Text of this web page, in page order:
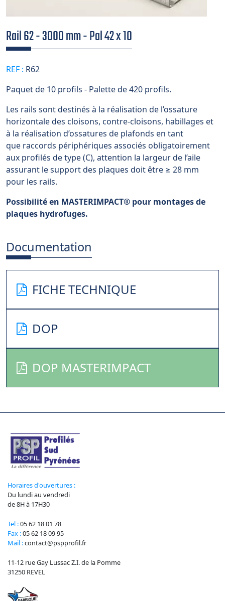
Rail 62 - 3000 mm - Pal 42 x 10
REF : R62
Paquet de 10 profils - Palette de 420 profils.
Les rails sont destinés à la réalisation de l’ossature
horizontale des cloisons, contre-cloisons, habillages et
à la réalisation d’ossatures de plafonds en tant
que raccords périphériques associés obligatoirement
aux profilés de type (C), attention la largeur de l’aile
assurant le support des plaques doit être ≥ 28 mm
pour les rails.
Possibilité en MASTERIMPACT® pour montages de
plaques hydrofuges.
Documentation
FICHE TECHNIQUE
DOP
DOP MASTERIMPACT
11-12 rue Gay Lussac Z.I. de la Pomme
31250 REVEL
Tel :05 62 18 01 78
Fax :05 62 18 09 95
Mail :contact@pspprofil.fr
Horaires d'ouvertures :
Du lundi au vendredi
de 8H à 17H30